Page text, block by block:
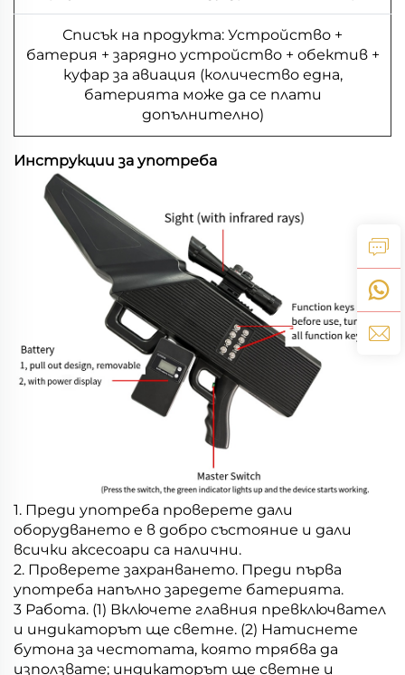
Списък на продукта: Устройство +
батерия + зарядно устройство + обектив +
куфар за авиация (количество една,
батерията може да се плати
допълнително)
Инструкции за употреба
1. Преди употреба проверете дали
оборудването е в добро състояние и дали
всички аксесоари са налични.
2. Проверете захранването. Преди първа
употреба напълно заредете батерията.
3 Работа. (1) Включете главния превключвател
и индикаторът ще светне. (2) Натиснете
бутона за честотата, която трябва да
използвате; индикаторът ще светне и